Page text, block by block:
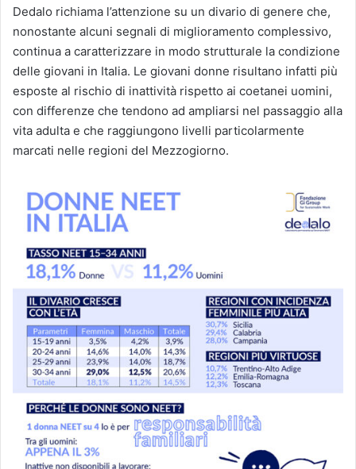
Dedalo richiama l’attenzione su un divario di genere che,
nonostante alcuni segnali di miglioramento complessivo,
continua a caratterizzare in modo strutturale la condizione
delle giovani in Italia. Le giovani donne risultano infatti più
esposte al rischio di inattività rispetto ai coetanei uomini,
con differenze che tendono ad ampliarsi nel passaggio alla
vita adulta e che raggiungono livelli particolarmente
marcati nelle regioni del Mezzogiorno.